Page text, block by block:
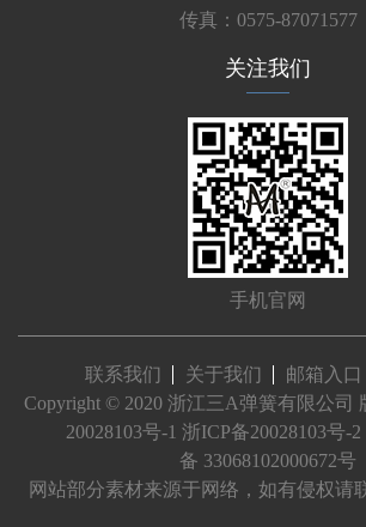
传真：0575-87071577
关注我们
手机官网
联系我们 关于我们 邮箱入口
Copyright © 2020 浙江三A弹簧有限公司
20028103号-1 浙ICP备20028103号-2
备 33068102000672号
网站部分素材来源于网络，如有侵权请